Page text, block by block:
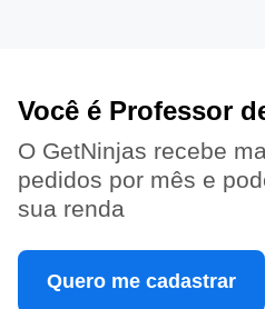
Você é Professor
O GetNinjas recebe
pedidos por mês e
sua renda
Quero me cadastrar